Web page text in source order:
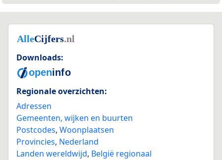
Downloads:
Regionale overzichten:
Adressen
Gemeenten, wijken en buurten
Postcodes, Woonplaatsen
Provincies, Nederland
Landen wereldwijd, België regionaal